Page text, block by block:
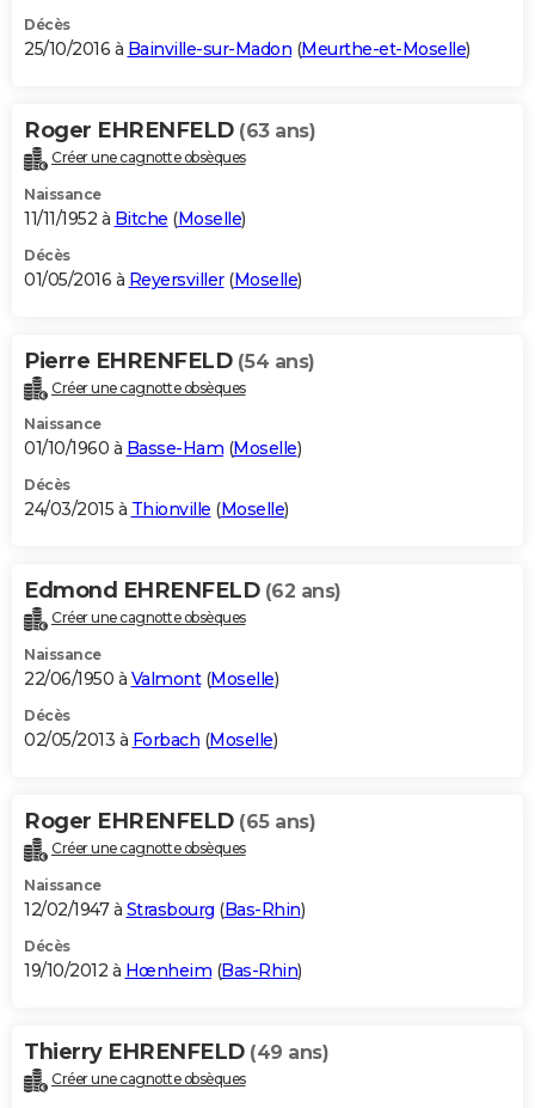
Décès
25/10/2016 à Bainville-sur-Madon (Meurthe-et-Moselle)
Roger EHRENFELD (63 ans)
Créer une cagnotte obsèques
Naissance
11/11/1952 à Bitche (Moselle)
Décès
01/05/2016 à Reyersviller(Moselle)
Pierre EHRENFELD (54 ans)
Créer une cagnotte obsèques
Naissance
01/10/1960 à Basse-Ham (Moselle)
Décès
24/03/2015 à Thionville (Moselle)
Edmond EHRENFELD (62 ans)
Créer une cagnotte obsèques
Naissance
22/06/1950 à Valmont(Moselle)
Décès
02/05/2013 à Forbach (Moselle)
Roger EHRENFELD (65 ans)
Créer une cagnotte obsèques
Naissance
12/02/1947 à Strasbourg (Bas-Rhin)
Décès
19/10/2012 à Hœnheim (Bas-Rhin)
Thierry EHRENFELD (49 ans)
Créer une cagnotte obsèques